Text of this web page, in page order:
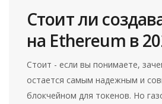
Стоит ли
на Ethereum в
Стоит - если вы понимаете,
остается самым надежным и
блокчейном для токенов. Но